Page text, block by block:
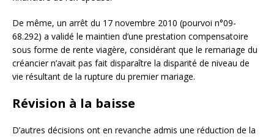
De même, un arrêt du 17 novembre 2010 (pourvoi n°09-
68.292) a validé le maintien d’une prestation compensatoire
sous forme de rente viagère, considérant que le remariage du
créancier n’avait pas fait disparaître la disparité de niveau de
vie résultant de la rupture du premier mariage.
Révision à la baisse
D’autres décisions ont en revanche admis une réduction de la